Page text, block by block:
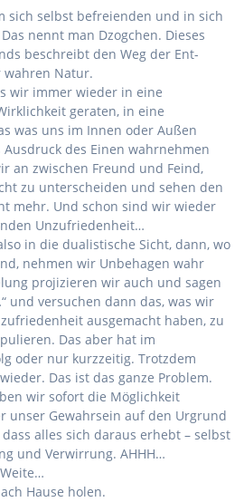
sich selbst befreienden und in sich
nennt man Dzogchen. Dieses
beschreibt den Weg der Ent-
wahren Natur.
wir immer wieder in eine
geraten, in eine
was uns im Innen oder Außen
des Einen wahrnehmen
an zwischen Freund und Feind,
zu unterscheiden und sehen den
mehr. Und schon sind wir wieder
Unzufriedenheit…
in die dualistische Sicht, dann, wo
nehmen wir Unbehagen wahr
projizieren wir auch und sagen
und versuchen dann das, was wir
ausgemacht haben, zu
Das aber hat im
oder nur kurzzeitig. Trotzdem
Das ist das ganze Problem.
wir sofort die Möglichkeit
unser Gewahrsein auf den Urgrund
alles sich daraus erhebt – selbst
und Verwirrung. AHHH…
Hause holen.